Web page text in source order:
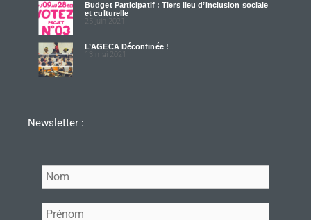
Budget Participatif : Tiers lieu d’inclusion sociale
et culturelle
25 juin 2021
L’AGECA Déconfinée !
13 mai 2021
Newsletter :